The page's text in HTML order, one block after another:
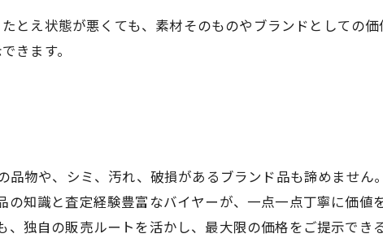
とえ状態が悪くても、素材そのものやブランドとしての
きます。
品物や、シミ、汚れ、破損があるブランド品も諦めません。
の知識と査定経験豊富なバイヤーが、一点一点丁寧に価値
、独自の販売ルートを活かし、最大限の価格をご提示でき